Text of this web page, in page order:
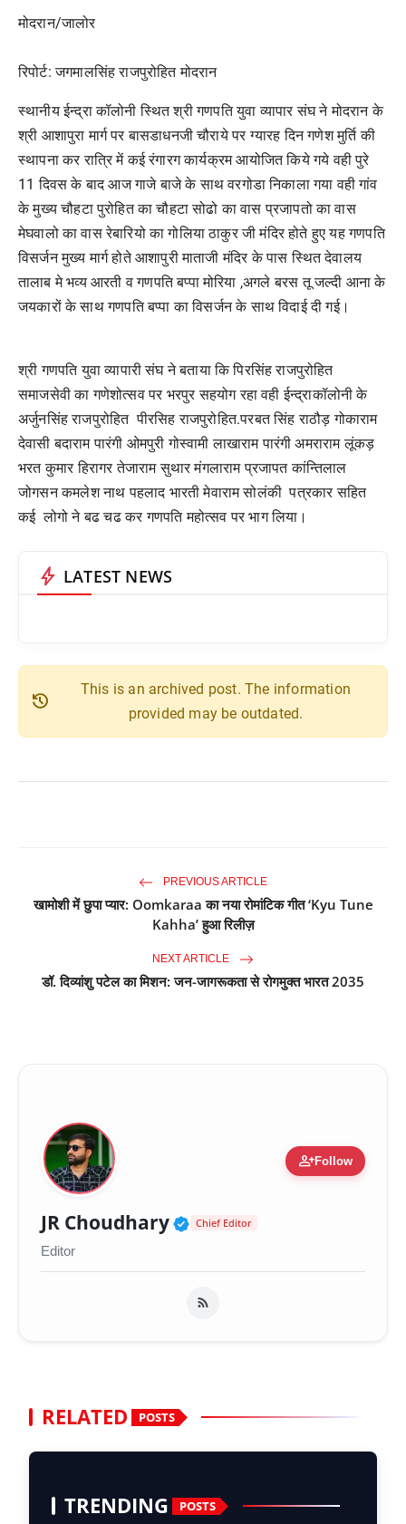
मोदरान/जालोर
रिपोर्ट: जगमालसिंह राजपुरोहित मोदरान
स्थानीय ईन्द्रा कॉलोनी स्थित श्री गणपति युवा व्यापार संघ ने मोदरान के
श्री आशापुरा मार्ग पर बासडाधनजी चौराये पर ग्यारह दिन गणेश मुर्ति की
स्थापना कर रात्रि में कई रंगारग कार्यक्रम आयोजित किये गये वही पुरे
11 दिवस के बाद आज गाजे बाजे के साथ वरगोडा निकाला गया वही गांव
के मुख्य चौहटा पुरोहित का चौहटा सोढो का वास प्रजापतो का वास
मेघवालो का वास रेबारियो का गोलिया ठाकुर जी मंदिर होते हुए यह गणपति
विसर्जन मुख्य मार्ग होते आशापुरी माताजी मंदिर के पास स्थित देवालय
तालाब मे भव्य आरती व गणपति बप्पा मोरिया ,अगले बरस तू जल्दी आना के
जयकारों के साथ गणपति बप्पा का विसर्जन के साथ विदाई दी गई।
श्री गणपति युवा व्यापारी संघ ने बताया कि पिरसिंह राजपुरोहित
समाजसेवी का गणेशोत्सव पर भरपुर सहयोग रहा वही ईन्द्राकॉलोनी के
अर्जुनसिंह राजपुरोहित पीरसिह राजपुरोहित.परबत सिंह राठौड़ गोकाराम
देवासी बदाराम पारंगी ओमपुरी गोस्वामी लाखाराम पारंगी अमराराम लूंकड़
भरत कुमार हिरागर तेजाराम सुथार मंगलाराम प्रजापत कांन्तिलाल
जोगसन कमलेश नाथ पहलाद भारती मेवाराम सोलंकी पत्रकार सहित
कई लोगो ने बढ चढ कर गणपति महोत्सव पर भाग लिया।
bolt LATEST NEWS
history
This is an archived post. The information
provided may be outdated.
PREVIOUS ARTICLE
खामोशी में छुपा प्यार: Oomkaraa का नया रोमांटिक गीत ‘Kyu Tune
Kahha’ हुआ रिलीज़
NEXT ARTICLE
डॉ. दिव्यांशु पटेल का मिशन: जन-जागरूकता से रोगमुक्त भारत 2035
person_addFollow
JR Choudhary Verified Public Figure
Chief Editor
Editor
RELATED POSTS
TRENDING POSTS